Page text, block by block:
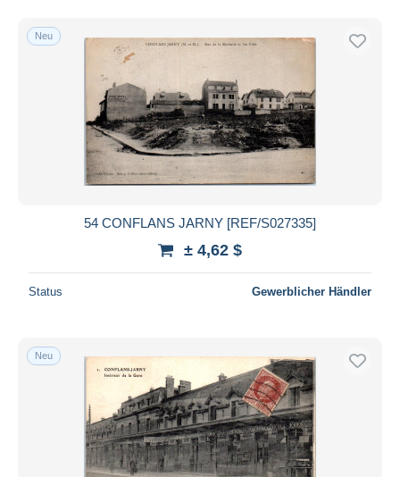
Neu
54 CONFLANS JARNY [REF/S027335]
± 4,62 $
Status Gewerblicher Händler
Neu